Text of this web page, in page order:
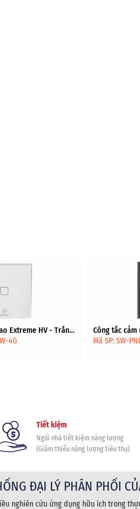
Premium 3 nhân HV
4G
Công tắc cảm
Đen
Mã SP: SW-
Tiết kiệm
Ngôi nhà tiết kiệm năng lượng
(Giảm thiểu năng lượng tiêu thụ)
ĐẠI LÝ PHÂN PHỐI
nghiên cứu ứng dụng hữu ích trong